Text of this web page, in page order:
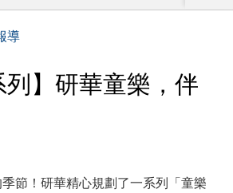
導
列】研華童樂，伴
節！研華精心規劃了一系列「童樂